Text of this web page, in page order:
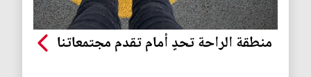
منطقة الراحة تحدٍ أمام تقدم مجتمعاتنا